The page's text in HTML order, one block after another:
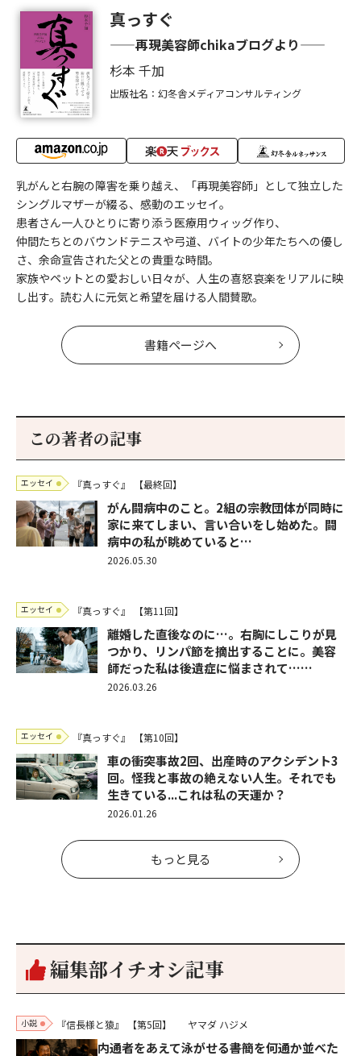
真っすぐ
——再現美容師chikaブログより——
杉本 千加
出版社名：幻冬舎メディアコンサルティング
乳がんと右腕の障害を乗り越え、「再現美容師」として独立した
シングルマザーが綴る、感動のエッセイ。
患者さん一人ひとりに寄り添う医療用ウィッグ作り、
仲間たちとのバウンドテニスや弓道、バイトの少年たちへの優し
さ、余命宣告された父との貴重な時間。
家族やペットとの愛おしい日々が、人生の喜怒哀楽をリアルに映
し出す。読む人に元気と希望を届ける人間賛歌。
書籍ページへ
この著者の記事
エッセイ 『真っすぐ』 【最終回】
がん闘病中のこと。2組の宗教団体が同時に
家に来てしまい、言い合いをし始めた。闘
病中の私が眺めていると…
2026.05.30
エッセイ 『真っすぐ』 【第11回】
離婚した直後なのに…。右胸にしこりが見
つかり、リンパ節を摘出することに。美容
師だった私は後遺症に悩まされて……
2026.03.26
エッセイ 『真っすぐ』 【第10回】
車の衝突事故2回、出産時のアクシデント3
回。怪我と事故の絶えない人生。それでも
生きている...これは私の天運か？
2026.01.26
もっと見る
編集部イチオシ記事
小説 『信長様と猿』 【第5回】 ヤマダ ハジメ
内通者をあえて泳がせる――書簡を何通か並べた